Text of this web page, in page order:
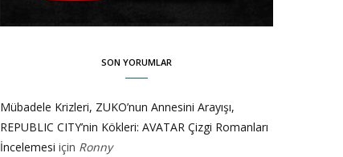
SON YORUMLAR
Mübadele Krizleri, ZUKO’nun Annesini Arayışı,
REPUBLIC CITY’nin Kökleri: AVATAR Çizgi Romanları
İncelemesi için Ronny